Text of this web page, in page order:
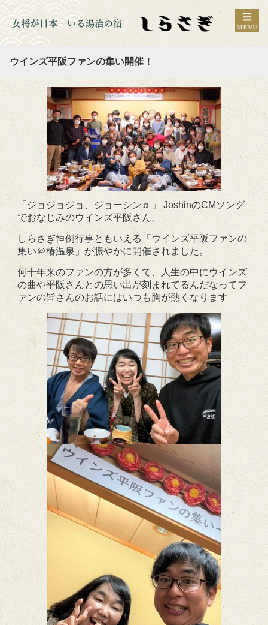
ウインズ平阪ファンの集い開催！
「ジョジョジョ、ジョーシン♬」 JoshinのCMソング
でおなじみのウインズ平阪さん。
しらさぎ恒例行事ともいえる「ウインズ平阪ファンの
集い＠椿温泉」が賑やかに開催されました。
何十年来のファンの方が多くて、人生の中にウインズ
の曲や平阪さんとの思い出が刻まれてるんだなってフ
ァンの皆さんのお話にはいつも胸が熱くなります